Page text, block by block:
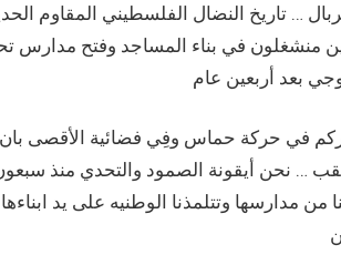
… تاريخ النضال الفلسطيني المقاوم
منشغلون في بناء المساجد وفتح مدارس
في حركة حماس وفِي فضائية الأقصى
… نحن أيقونة الصمود والتحدي منذ
من مدارسها وتتلمذنا الوطنيه على يد